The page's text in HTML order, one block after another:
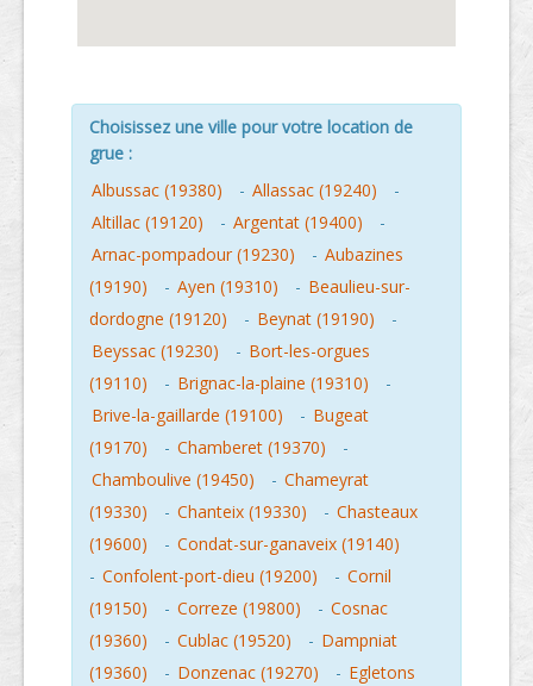
Choisissez une ville pour votre location de
grue :
Albussac (19380)
- Allassac (19240)
-
Altillac (19120)
- Argentat (19400)
-
Arnac-pompadour (19230)
- Aubazines
(19190)
- Ayen (19310) - Beaulieu-sur-
dordogne (19120)
- Beynat (19190)
-
Beyssac (19230)
- Bort-les-orgues
(19110)
- Brignac-la-plaine (19310)
-
Brive-la-gaillarde (19100)
- Bugeat
(19170)
- Chamberet (19370)
-
Chamboulive (19450)
- Chameyrat
(19330)
- Chanteix (19330) - Chasteaux
(19600)
- Condat-sur-ganaveix (19140)
- Confolent-port-dieu (19200) - Cornil
(19150)
- Correze (19800) - Cosnac
(19360)
- Cublac (19520) - Dampniat
(19360)
- Donzenac (19270) - Egletons